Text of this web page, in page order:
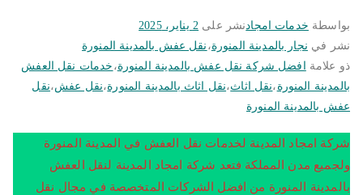
بواسطة خدمات امجادنشر على 2 يناير، 2025
نشر في نجار بالمدينة المنورة، نقل عفش بالمدينة المنورة
ذو علامة
افضل شركة نقل عفش بالمدينة المنورة، خدمات نقل العفش
بالمدينة المنورة ،نقل اثاث،نقل اثاث بالمدينة المنورة،نقل عفش،نقل
عفش بالمدينة المنورة
شركة امجاد المدينة لخدمات نقل العفش في المدينة المنورة
ولجميع مدن المملكة فتعد شركة امجاد المدينة لنقل العفش
بالمدينة المنورة من افضل الشركات المتخصصة في مجال نقل